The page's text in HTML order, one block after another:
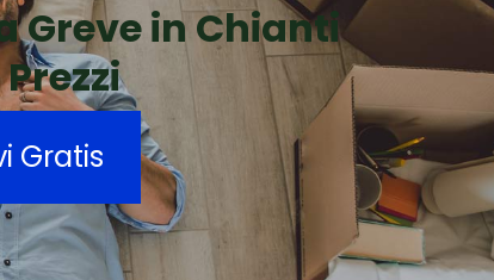
Greve in Chianti
Gratis